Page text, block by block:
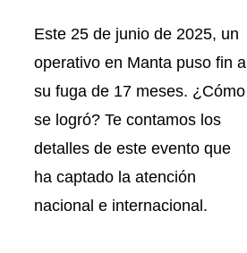
Este 25 de junio de 2025, un
operativo en Manta puso fin a
su fuga de 17 meses. ¿Cómo
se logró? Te contamos los
detalles de este evento que
ha captado la atención
nacional e internacional.